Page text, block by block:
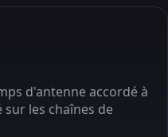
d'antenne accordé à
les chaînes de